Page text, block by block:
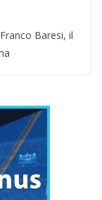
Baresi, il